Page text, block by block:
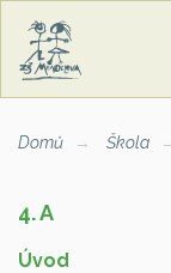
Domů Škola
4. A
Úvod